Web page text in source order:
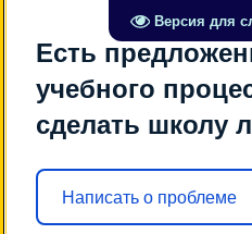
Версия для
Есть
учебного
сделать школу
Написать о проблеме